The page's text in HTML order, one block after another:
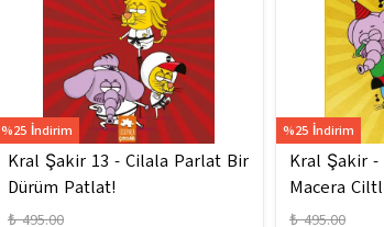
%25 İndirim
Kral Şakir 13 - Cilala Parlat Bir
Dürüm Patlat!
₺ 495.00
%25 İndirim
Kral Şakir -
Macera
₺ 495.00